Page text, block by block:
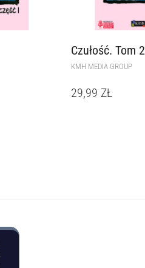
Czułość. Tom 2
KMH MEDIA GROUP
29,99 ZŁ